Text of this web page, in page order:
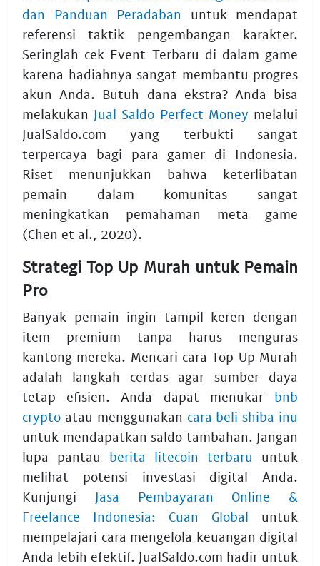
dan Panduan Peradaban untuk mendapat
referensi taktik pengembangan karakter.
Seringlah cek Event Terbaru di dalam game
karena hadiahnya sangat membantu progres
akun Anda. Butuh dana ekstra? Anda bisa
melakukan Jual Saldo Perfect Money melalui
JualSaldo.com yang terbukti sangat
terpercaya bagi para gamer di Indonesia.
Riset menunjukkan bahwa keterlibatan
pemain dalam komunitas sangat
meningkatkan pemahaman meta game
(Chen et al., 2020).
Strategi Top Up Murah untuk Pemain
Pro
Banyak pemain ingin tampil keren dengan
item premium tanpa harus menguras
kantong mereka. Mencari cara Top Up Murah
adalah langkah cerdas agar sumber daya
tetap efisien. Anda dapat menukar bnb
crypto atau menggunakan cara beli shiba inu
untuk mendapatkan saldo tambahan. Jangan
lupa pantau berita litecoin terbaru untuk
melihat potensi investasi digital Anda.
Kunjungi Jasa Pembayaran Online &
Freelance Indonesia: Cuan Global untuk
mempelajari cara mengelola keuangan digital
Anda lebih efektif. JualSaldo.com hadir untuk